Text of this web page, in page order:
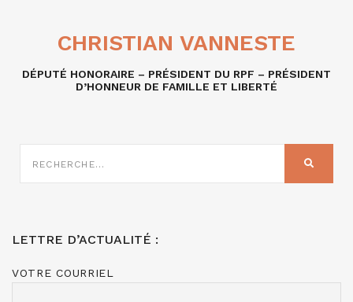
CHRISTIAN VANNESTE
DÉPUTÉ HONORAIRE – PRÉSIDENT DU RPF – PRÉSIDENT
D’HONNEUR DE FAMILLE ET LIBERTÉ
SUR
LETTRE D’ACTUALITÉ :
VOTRE COURRIEL